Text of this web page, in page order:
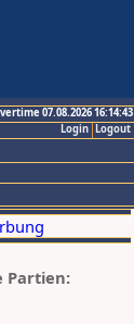
07.08.2026 16:14:43
Logout
Login
Partien: